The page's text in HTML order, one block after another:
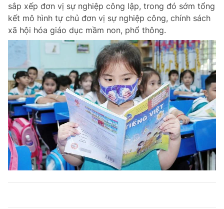
sắp xếp đơn vị sự nghiệp công lập, trong đó sớm tổng
kết mô hình tự chủ đơn vị sự nghiệp công, chính sách
xã hội hóa giáo dục mầm non, phổ thông.